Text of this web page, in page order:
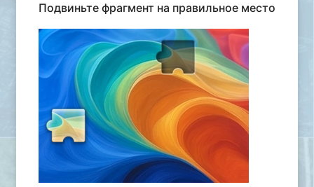
Подвиньте фрагмент на правильное место